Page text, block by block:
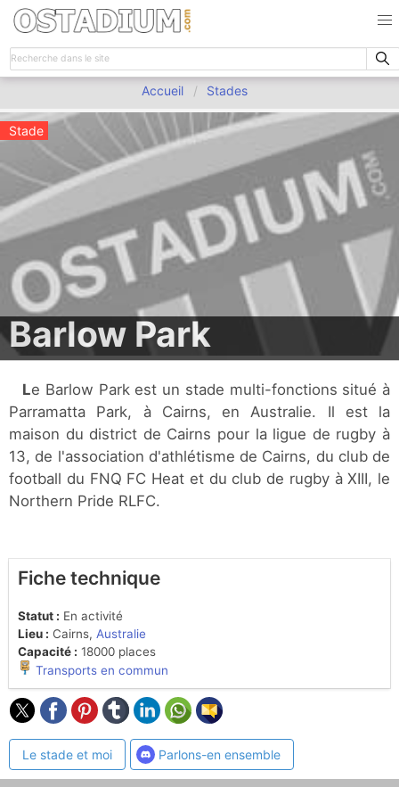
Accueil Stades
Stade
Barlow Park
Le Barlow Park est un stade multi-fonctions situé à
Parramatta Park, à Cairns, en Australie. Il est la
maison du district de Cairns pour la ligue de rugby à
13, de l'association d'athlétisme de Cairns, du club de
football du FNQ FC Heat et du club de rugby à XIII, le
Northern Pride RLFC.
Fiche technique
Statut : En activité
Lieu : Cairns, Australie
Capacité : 18000 places
Transports en commun
Le stade et moi Parlons-en ensemble